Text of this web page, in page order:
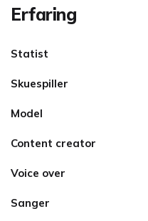
Erfaring
Statist
Skuespiller
Model
Content creator
Voice over
Sanger